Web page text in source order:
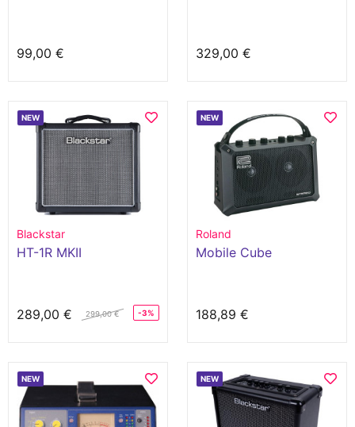
99,00 € 329,00 €
NEW
Blackstar
HT-1R MKII
289,00 € 299,00 € -3%
NEW
Roland
Mobile Cube
188,89 €
NEW NEW